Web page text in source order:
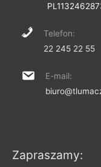
Telefon:
22 245 22 55
E-mail:
Zapraszamy: